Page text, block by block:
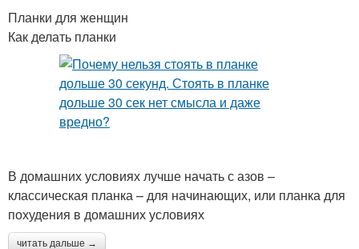
Планки для женщин
Как делать планки
В домашних условиях лучше начать с азов –
классическая планка – для начинающих, или планка для
похудения в домашних условиях
читать дальше →